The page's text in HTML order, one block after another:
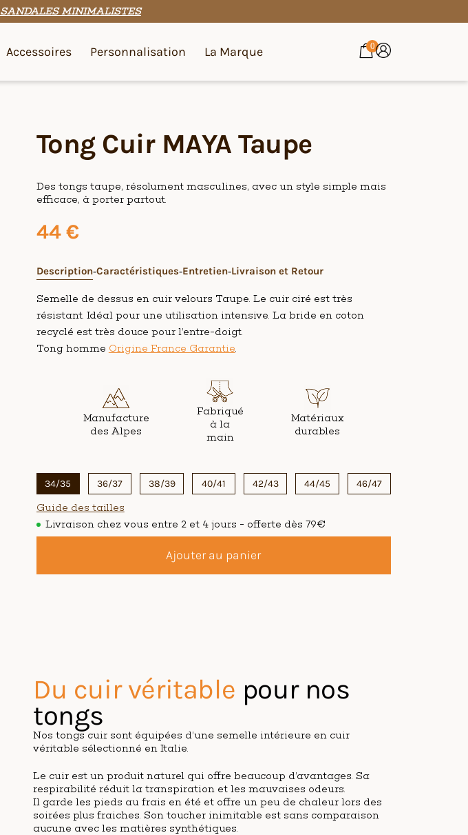
SANDALES MINIMALISTES
Accessoires Personnalisation La Marque 0
Tong Cuir MAYA Taupe
Des tongs taupe, résolument masculines, avec un style simple mais
efficace, à porter partout.
44€
Description Caractéristiques Entretien Livraison et Retour
Semelle de dessus en cuir velours Taupe. Le cuir ciré est très
résistant. Idéal pour une utilisation intensive. La bride en coton
recyclé est très douce pour l’entre-doigt.
Tong homme Origine France Garantie.
Poids par taille
Manufacture
des Alpes
Fabriqué
à la
main
Matériaux
durables
34/35 36/37 38/39 40/41 42/43 44/45 46/47
Guide des tailles
Livraison chez vous entre 2 et 4 jours - offerte dès 79€
Ajouter au panier
Du cuir véritable pour nos
tongs
Nos tongs cuir sont équipées d’une semelle intérieure en cuir
véritable sélectionné en Italie.
Le cuir est un produit naturel qui offre beaucoup d’avantages. Sa
respirabilité réduit la transpiration et les mauvaises odeurs.
Il garde les pieds au frais en été et offre un peu de chaleur lors des
soirées plus fraiches. Son toucher inimitable est sans comparaison
aucune avec les matières synthétiques.